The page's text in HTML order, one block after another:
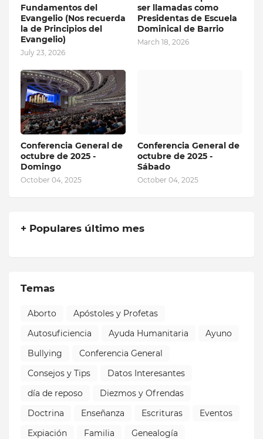
Fundamentos del
Evangelio (Nos recuerda
la de Principios del
Evangelio)
July 23, 2026
ser llamadas como
Presidentas de Escuela
Dominical de Barrio
March 18, 2026
Conferencia General de
octubre de 2025 -
Domingo
October 04, 2025
Conferencia General de
octubre de 2025 -
Sábado
October 04, 2025
+ Populares último mes
Temas
Aborto
Apóstoles y Profetas
Autosuficiencia
Ayuda Humanitaria
Ayuno
Bullying
Conferencia General
Consejos y Tips
Datos Interesantes
día de reposo
Diezmos y Ofrendas
Doctrina
Enseñanza Escrituras
Eventos
Expiación
Familia
Genealogía